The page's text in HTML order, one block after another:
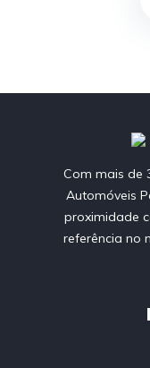
Com mais de
Automóveis
proximidade
referência no